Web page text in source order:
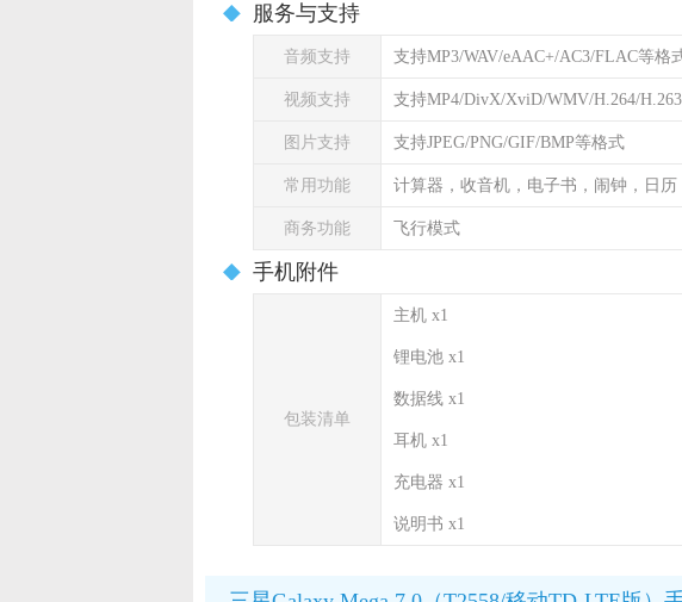
服务与支持
音频支持 支持MP3/WAV/eAAC+/AC3/FLAC等格
视频支持 支持MP4/DivX/XviD/WMV/H.264/
图片支持 支持JPEG/PNG/GIF/BMP等格式
常用功能 计算器，收音机，电子书，闹钟，日
商务功能 飞行模式
手机附件
包装清单
主机 x1
锂电池 x1
数据线 x1
耳机 x1
充电器 x1
说明书 x1